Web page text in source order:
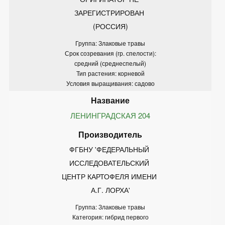
ЗАРЕГИСТРИРОВАН
(РОССИЯ)
Группа: Злаковые травы
Срок созревания (гр. спелости):
средний (среднеспелый)
Тип растения: корневой
Условия выращивания: садово
ЛЕНИНГРАДСКАЯ 204
ФГБНУ 'ФЕДЕРАЛЬНЫЙ
ИССЛЕДОВАТЕЛЬСКИЙ
ЦЕНТР КАРТОФЕЛЯ ИМЕНИ
А.Г. ЛОРХА'
Группа: Злаковые травы
Категория: гибрид первого